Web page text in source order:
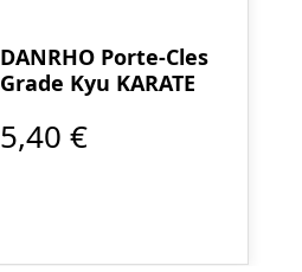
DANRHO Porte-Cles
Grade Kyu KARATE
5,40 €